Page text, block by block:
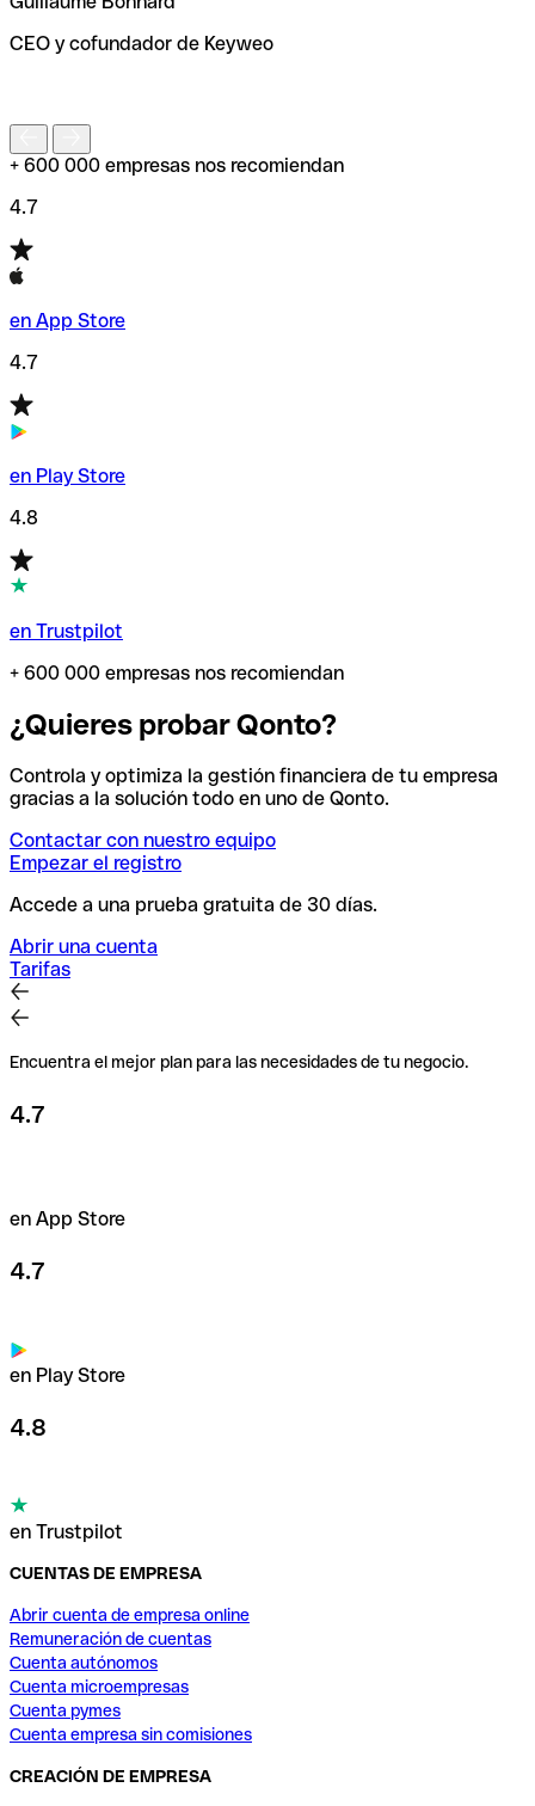
de enviar tu transferencia.
CEO y cofundador de Keyweo
+ 600 000 empresas nos recomiendan
4.7
en App Store
4.7
en Play Store
4.8
en Trustpilot
+ 600 000 empresas nos recomiendan
¿Quieres probar Qonto?
Controla y optimiza la gestión financiera de tu empresa
gracias a la solución todo en uno de Qonto.
Contactar con nuestro equipo
Empezar el registro
Accede a una prueba gratuita de 30 días.
Abrir una cuenta
Tarifas
Encuentra el mejor plan para las necesidades de tu negocio.
4.7
en App Store
4.7
en Play Store
4.8
en Trustpilot
CUENTAS DE EMPRESA
Abrir cuenta de empresa online
Remuneración de cuentas
Cuenta autónomos
Cuenta microempresas
Cuenta pymes
Cuenta empresa sin comisiones
CREACIÓN DE EMPRESA